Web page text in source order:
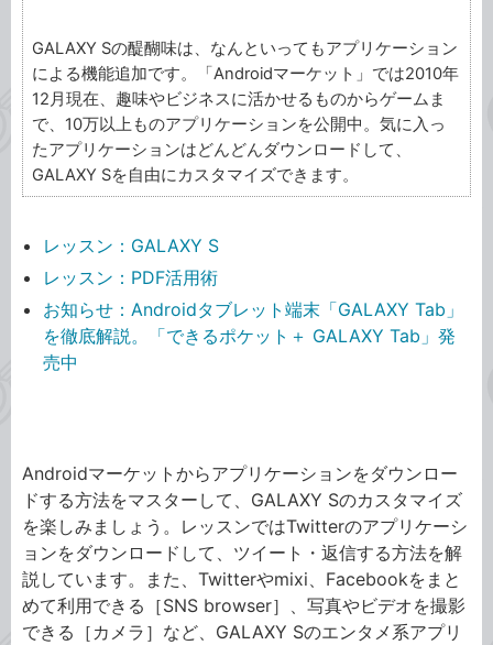
GALAXY Sの醍醐味は、なんといってもアプリケーション
による機能追加です。「Androidマーケット」では2010年
12月現在、趣味やビジネスに活かせるものからゲームま
で、10万以上ものアプリケーションを公開中。気に入っ
たアプリケーションはどんどんダウンロードして、
GALAXY Sを自由にカスタマイズできます。
レッスン：GALAXY S
レッスン：PDF活用術
お知らせ：Androidタブレット端末「GALAXY Tab」
を徹底解説。「できるポケット＋ GALAXY Tab」発
売中
Androidマーケットからアプリケーションをダウンロー
ドする方法をマスターして、GALAXY Sのカスタマイズ
を楽しみましょう。レッスンではTwitterのアプリケーシ
ョンをダウンロードして、ツイート・返信する方法を解
説しています。また、Twitterやmixi、Facebookをまと
めて利用できる［SNS browser］、写真やビデオを撮影
できる［カメラ］など、GALAXY Sのエンタメ系アプリ